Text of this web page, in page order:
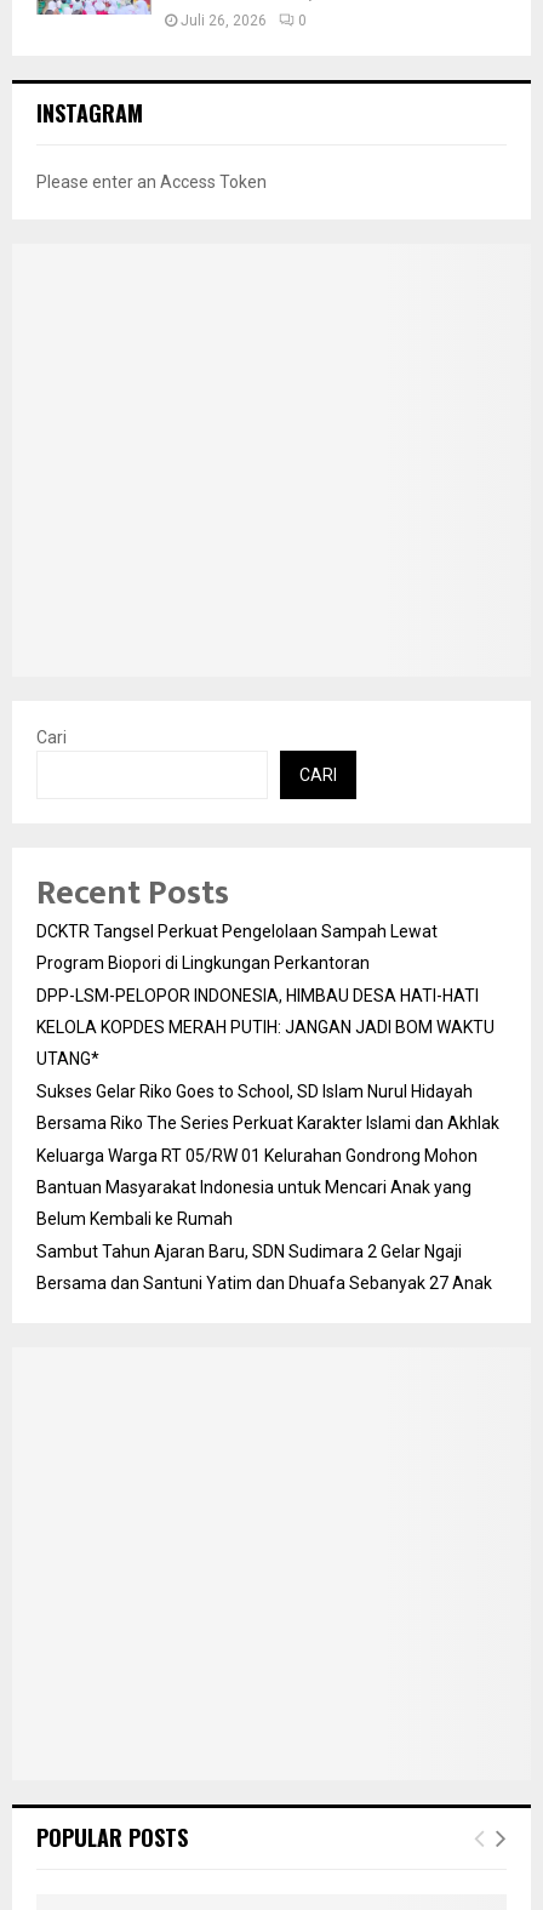
Juli 26, 2026 0
INSTAGRAM
Please enter an Access Token
Cari
CARI
Recent Posts
DCKTR Tangsel Perkuat Pengelolaan Sampah Lewat
Program Biopori di Lingkungan Perkantoran
DPP-LSM-PELOPOR INDONESIA, HIMBAU DESA HATI-HATI
KELOLA KOPDES MERAH PUTIH: JANGAN JADI BOM WAKTU
UTANG*
Sukses Gelar Riko Goes to School, SD Islam Nurul Hidayah
Bersama Riko The Series Perkuat Karakter Islami dan Akhlak
Keluarga Warga RT 05/RW 01 Kelurahan Gondrong Mohon
Bantuan Masyarakat Indonesia untuk Mencari Anak yang
Belum Kembali ke Rumah
Sambut Tahun Ajaran Baru, SDN Sudimara 2 Gelar Ngaji
Bersama dan Santuni Yatim dan Dhuafa Sebanyak 27 Anak
POPULAR POSTS